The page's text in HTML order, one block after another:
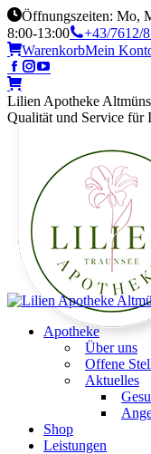
Öffnungszeiten: Mo,
8:00-13:00
+43/7612/
WarenkorbMein
Lilien Apotheke
Qualität und Service für
Apotheke
Über uns
Offene
Aktuelles
Shop
Leistungen